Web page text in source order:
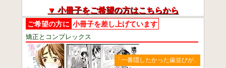
▼ 小冊子をご希望の方はこちらから
ご希望の方に 小冊子を差し上げています
矯正とコンプレックス
「一番隠したかった歯並びが、